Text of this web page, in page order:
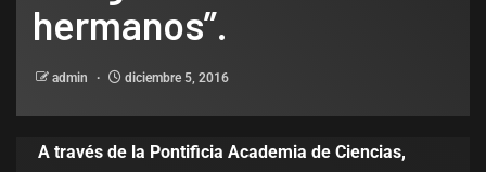
hermanos”.
admin diciembre 5, 2016
A través de la Pontificia Academia de Ciencias,